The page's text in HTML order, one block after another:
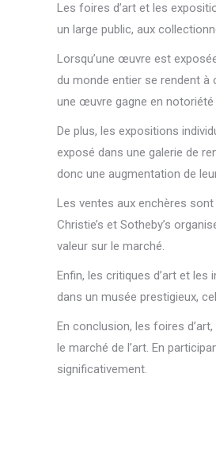
Les foires d’art et les
un large public, aux
Lorsqu’une œuvre est
du monde entier se rendent
une œuvre gagne en notoriété
De plus, les expositions
exposé dans une galerie de
donc une augmentation de
Les ventes aux enchères
Christie’s et Sotheby’s
valeur sur le marché.
Enfin, les critiques d’art et
dans un musée prestigieux,
En conclusion, les foires
le marché de l’art. En
significativement.